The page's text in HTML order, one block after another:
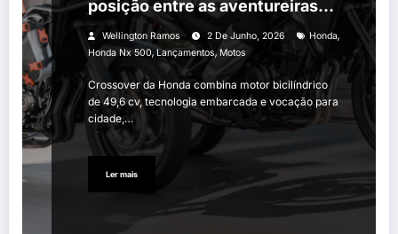
posição entre as aventureiras
mais versáteis do mercado
Wellington Ramos 2 De Junho, 2026 Honda,
Honda Nx 500,Lançamentos,Motos
Crossover da Honda combina motor bicilíndrico
de 49,6 cv, tecnologia embarcada e vocação para
cidade,…
Ler mais